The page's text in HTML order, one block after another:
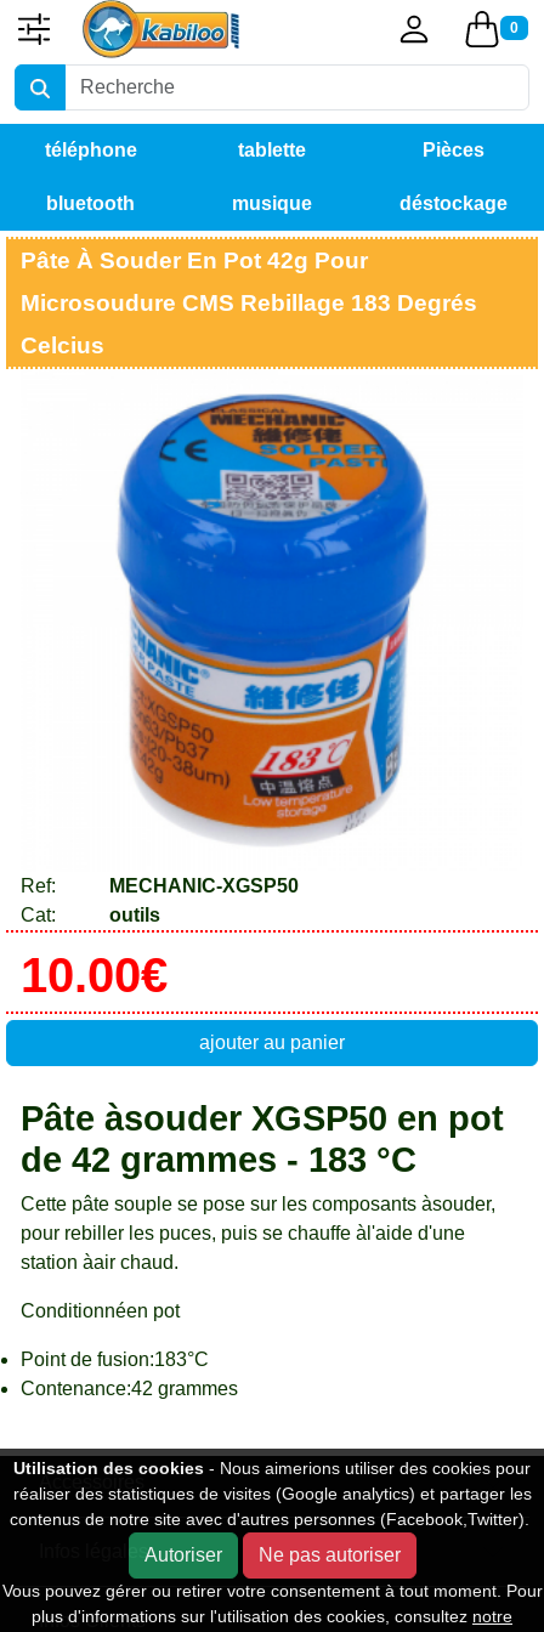
0
téléphone tablette Pièces
détachées
bluetooth musique déstockage
Pâte À Souder En Pot 42g Pour
Microsoudure CMS Rebillage 183 Degrés
Celcius
Ref:
MECHANIC-XGSP50
Cat:
outils
10.00€
ajouter au panier
Pâte àsouder XGSP50 en pot
de 42 grammes - 183 °C
Cette pâte souple se pose sur les composants àsouder,
pour rebiller les puces, puis se chauffe àl'aide d'une
station àair chaud.
Conditionnéen pot
Point de fusion:183°C
Contenance:42 grammes
Infos légales
Infos Clients
Utilisation des cookies - Nous aimerions utiliser des cookies pour
réaliser des statistiques de visites (Google analytics) et partager les
contenus de notre site avec d'autres personnes (Facebook,Twitter).
Autoriser Ne pas autoriser
Vous pouvez gérer ou retirer votre consentement à tout moment. Pour
plus d'informations sur l'utilisation des cookies, consultez notre